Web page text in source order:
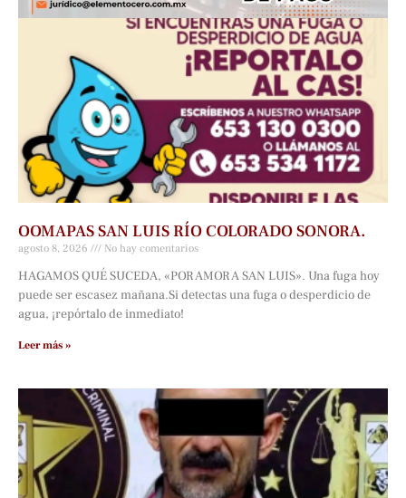
OOMAPAS SAN LUIS RÍO COLORADO SONORA.
agosto 8, 2026 No hay comentarios
HAGAMOS QUÉ SUCEDA, «POR AMOR A SAN LUIS». Una fuga hoy
puede ser escasez mañana.Si detectas una fuga o desperdicio de
agua, ¡repórtalo de inmediato!
Leer más »